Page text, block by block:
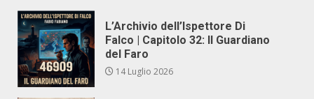
L’Archivio dell’Ispettore Di
Falco | Capitolo 32: Il Guardiano
del Faro
14 Luglio 2026